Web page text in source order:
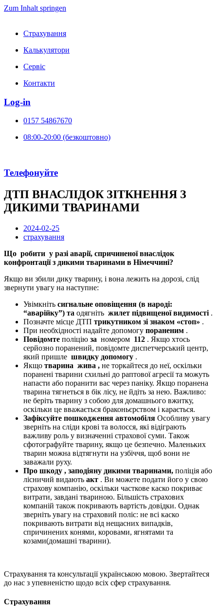
Zum Inhalt springen
Страхування
Калькулятори
Сервіс
Контакти
Log-in
0157 54867670
08:00-20:00 (безкоштовно)
Телефонуйте
ДТП ВНАСЛІДОК ЗІТКНЕННЯ З
ДИКИМИ ТВАРИНАМИ
2024-02-25
страхування
Що робити у разі аварії, спричиненої внаслідок
конфронтації з дикими тваринами в Німеччині?
Якщо ви збили дику тварину, і вона лежить на дорозі, слід
звернути увагу на наступне:
Увімкніть сигнальне оповіщення (в народі:
“аварійку”) та одягніть жилет підвищеної видимості .
Позначте місце ДТП трикутником зі знаком «стоп» .
При необхідності надайте допомогу пораненим .
Повідомте поліцію за номером 112 . Якщо хтось
серйозно поранений, повідомте диспетчерський центр,
який пришле швидку допомогу .
Якщо тварина жива , не торкайтеся до неї, оскільки
поранені тварини схильні до раптової агресії та можуть
напасти або поранити вас через паніку. Якщо поранена
тварина тягнеться в бік лісу, не йдіть за нею. Важливо:
не беріть тварину з собою для домашнього вжитку,
оскільки це вважається браконьєрством і карається.
Зафіксуйте пошкодження автомобіля Особливу увагу
зверніть на сліди крові та волосся, які відіграють
важливу роль у визначенні страхової суми. Також
сфотографуйте тварину, якщо це безпечно. Маленьких
тварин можна відтягнути на узбіччя, щоб вони не
заважали руху.
Про шкоду , заподіяну дикими тваринами, поліція або
лісничий видають акт . Ви можете подати його у свою
страхову компанію, оскільки часткове каско покриває
витрати, завдані твариною. Більшість страхових
компаній також покривають вартість довідки. Однак
зверніть увагу на страховий поліс: не всі каско
покривають витрати від нещасних випадків,
спричинених конями, коровами, ягнятами та
козами(домашні тварини).
Страхування та консультації українською мовою. Звертайтеся
до нас з упевненістю щодо всіх сфер страхування.
Страхування